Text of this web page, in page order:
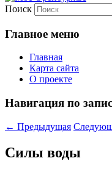
Поиск
Главное меню
Главная
Карта сайта
О проекте
Навигация по
← Предыдущая
Силы воды